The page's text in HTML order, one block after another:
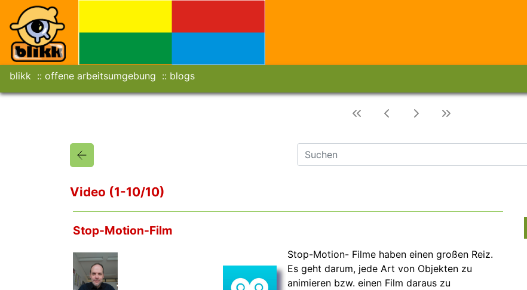
blikk offene arbeitsumgebung blogs
Video (1-10/10)
Stop-Motion-Film
Stop-Motion- Filme haben einen großen Reiz.
Es geht darum, jede Art von Objekten zu
animieren bzw. einen Film daraus zu